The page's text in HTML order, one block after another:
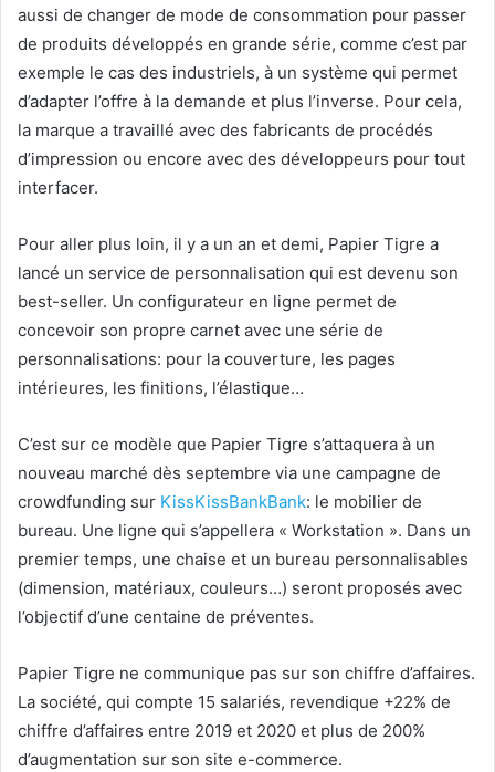
aussi de changer de mode de consommation pour passer
de produits développés en grande série, comme c’est par
exemple le cas des industriels, à un système qui permet
d’adapter l’offre à la demande et plus l’inverse. Pour cela,
la marque a travaillé avec des fabricants de procédés
d’impression ou encore avec des développeurs pour tout
interfacer.
Pour aller plus loin, il y a un an et demi, Papier Tigre a
lancé un service de personnalisation qui est devenu son
best-seller. Un configurateur en ligne permet de
concevoir son propre carnet avec une série de
personnalisations: pour la couverture, les pages
intérieures, les finitions, l’élastique…
C’est sur ce modèle que Papier Tigre s’attaquera à un
nouveau marché dès septembre via une campagne de
crowdfunding sur KissKissBankBank: le mobilier de
bureau. Une ligne qui s’appellera « Workstation ». Dans un
premier temps, une chaise et un bureau personnalisables
(dimension, matériaux, couleurs…) seront proposés avec
l’objectif d’une centaine de préventes.
Papier Tigre ne communique pas sur son chiffre d’affaires.
La société, qui compte 15 salariés, revendique +22% de
chiffre d’affaires entre 2019 et 2020 et plus de 200%
d’augmentation sur son site e-commerce.